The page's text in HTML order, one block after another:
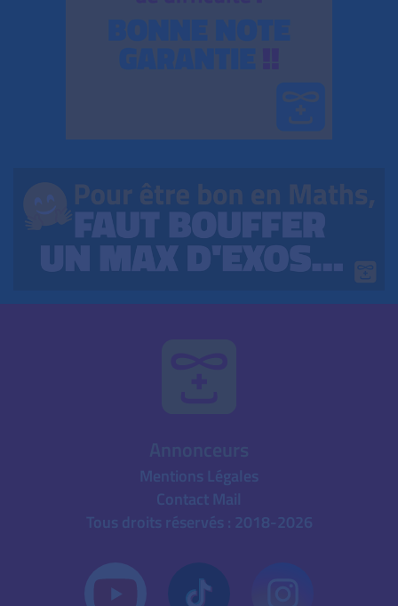
Mentions Légales
Contact Mail
Tous droits réservés : 2018-2026